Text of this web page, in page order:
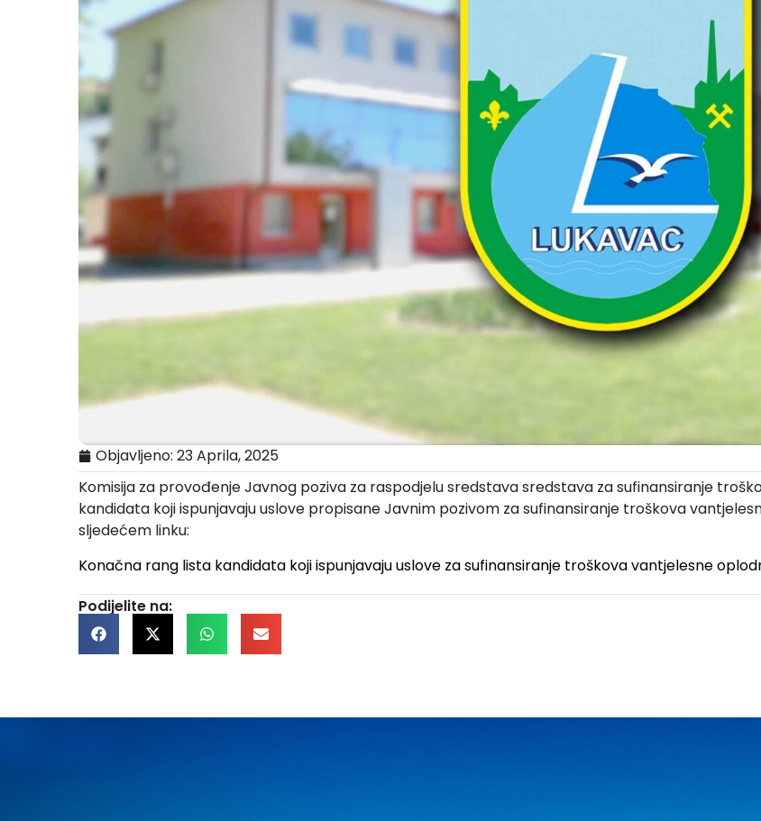
Objavljeno: 23 Aprila, 2025
Komisija za provođenje Javnog poziva za raspodjelu sredstava sredstava za sufinansiranje
kandidata koji ispunjavaju uslove propisane Javnim pozivom za sufinansiranje troškova
sljedećem linku:
Konačna rang lista kandidata koji ispunjavaju uslove za sufinansiranje troškova vantjelesne
Podijelite na: